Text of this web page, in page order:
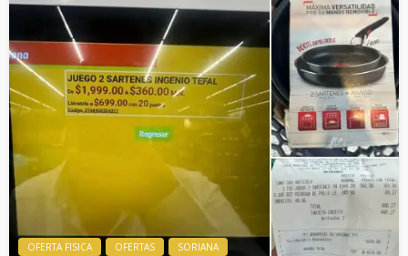
OFERTA FISICA OFERTAS SORIANA